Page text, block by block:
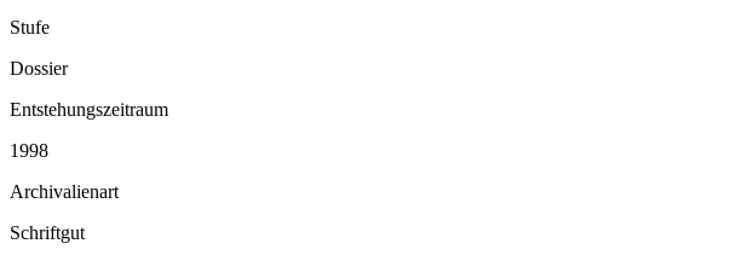
Stufe
Dossier
Entstehungszeitraum
1998
Archivalienart
Schriftgut